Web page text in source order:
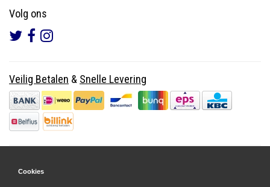
Volg ons
Veilig Betalen & Snelle Levering
Cookies